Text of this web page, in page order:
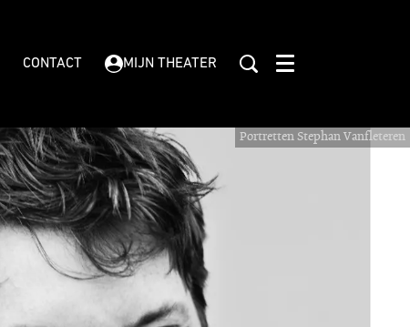
CONTACT MIJN THEATER Menu
Portretten Stephan Vanfleteren